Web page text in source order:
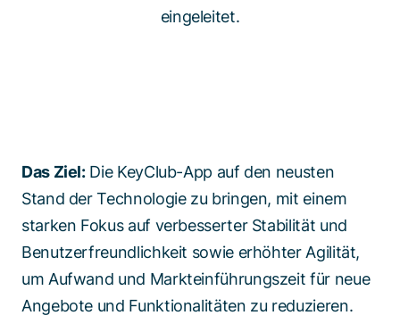
eingeleitet.
Das Ziel: Die KeyClub-App auf den neusten
Stand der Technologie zu bringen, mit einem
starken Fokus auf verbesserter Stabilität und
Benutzerfreundlichkeit sowie erhöhter Agilität,
um Aufwand und Markteinführungszeit für neue
Angebote und Funktionalitäten zu reduzieren.